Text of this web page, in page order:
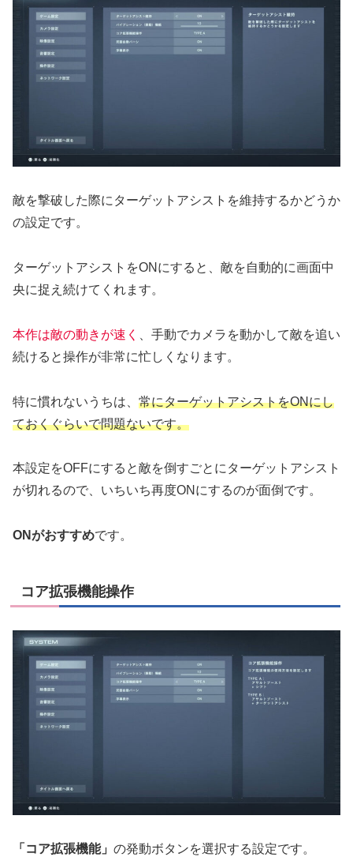
敵を撃破した際にターゲットアシストを維持するかどうか
の設定です。
ターゲットアシストをONにすると、敵を自動的に画面中
央に捉え続けてくれます。
本作は敵の動きが速く
、手動でカメラを動かして敵を追い
続けると操作が非常に忙しくなります。
特に慣れないうちは、 常にターゲットアシストをONにし
ておくぐらいで問題ないです。
本設定をOFFにすると敵を倒すごとにターゲットアシスト
が切れるので、いちいち再度ONにするのが面倒です。
ONがおすすめです。
コア拡張機能操作
「コア拡張機能」 の発動ボタンを選択する設定です。